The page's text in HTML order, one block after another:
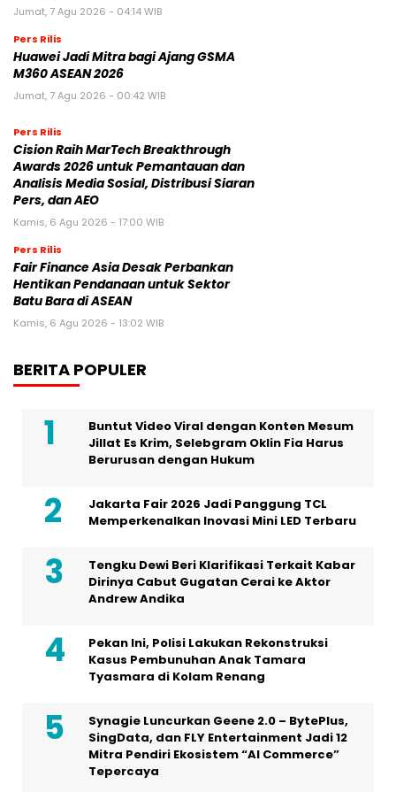
Jumat, 7 Agu 2026 - 04:14 WIB
Pers Rilis
Huawei Jadi Mitra bagi Ajang GSMA
M360 ASEAN 2026
Jumat, 7 Agu 2026 - 00:42 WIB
Pers Rilis
Cision Raih MarTech Breakthrough
Awards 2026 untuk Pemantauan dan
Analisis Media Sosial, Distribusi Siaran
Pers, dan AEO
Kamis, 6 Agu 2026 - 17:00 WIB
Pers Rilis
Fair Finance Asia Desak Perbankan
Hentikan Pendanaan untuk Sektor
Batu Bara di ASEAN
Kamis, 6 Agu 2026 - 13:02 WIB
BERITA POPULER
Buntut Video Viral dengan Konten Mesum
Jillat Es Krim, Selebgram Oklin Fia Harus
Berurusan dengan Hukum
Jakarta Fair 2026 Jadi Panggung TCL
Memperkenalkan Inovasi Mini LED Terbaru
Tengku Dewi Beri Klarifikasi Terkait Kabar
Dirinya Cabut Gugatan Cerai ke Aktor
Andrew Andika
Pekan Ini, Polisi Lakukan Rekonstruksi
Kasus Pembunuhan Anak Tamara
Tyasmara di Kolam Renang
Synagie Luncurkan Geene 2.0 – BytePlus,
SingData, dan FLY Entertainment Jadi 12
Mitra Pendiri Ekosistem “AI Commerce”
Tepercaya